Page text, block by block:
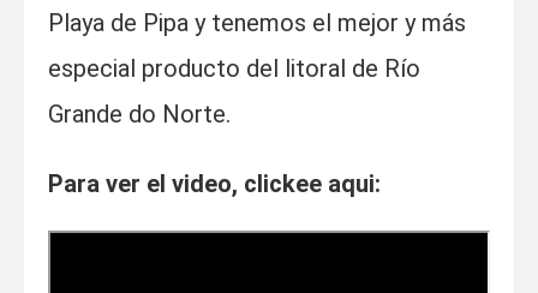
Playa de Pipa y tenemos el mejor y más
especial producto del litoral de Río
Grande do Norte.
Para ver el video, clickee aqui: